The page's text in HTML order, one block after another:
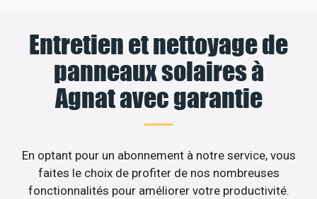
Entretien et nettoyage de
panneaux solaires à
Agnat avec garantie
En optant pour un abonnement à notre service, vous
faites le choix de profiter de nos nombreuses
fonctionnalités pour améliorer votre productivité.